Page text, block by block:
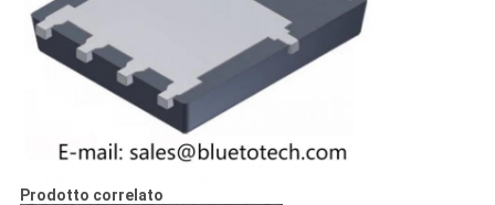
Prodotto correlato